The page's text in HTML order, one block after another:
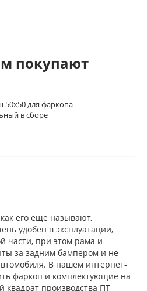
покупают
50х50 для фаркопа
в сборе
его еще называют,
удобен в эксплуатации,
части, при этом рама и
за задним бампером и не
В нашем интернет-
фаркоп и комплектующие на
квадрат производства ПТ